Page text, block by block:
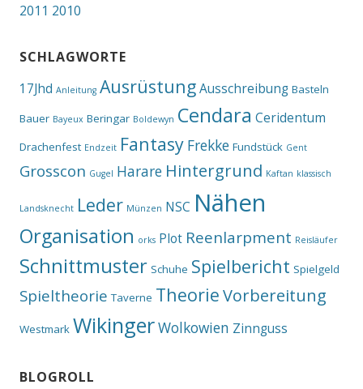
2011 2010
SCHLAGWORTE
17Jhd Anleitung Ausrüstung Ausschreibung Basteln
Bauer Bayeux Beringar Boldewyn Cendara Ceridentum
Drachenfest Endzeit Fantasy Frekke Fundstück Gent
Grosscon Gugel Harare Hintergrund Kaftan klassisch
Landsknecht Leder Münzen NSC Nähen
Organisation orks Plot Reenlarpment Reisläufer
Schnittmuster Schuhe Spielbericht Spielgeld
Spieltheorie Taverne TheorieVorbereitung
Westmark WikingerWolkowien Zinnguss
BLOGROLL